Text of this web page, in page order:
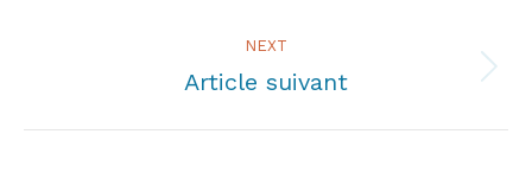
NEXT
Next
Article suivant